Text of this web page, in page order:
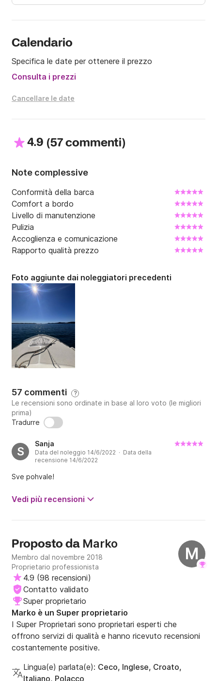
A presto capitano!
Calendario
Specifica le date per ottenere il prezzo
Consulta i prezzi
Cancellare le date
4.9 (57 commenti)
Note complessive
Conformità della barca
Comfort a bordo
Livello di manutenzione
Pulizia
Accoglienza e comunicazione
Rapporto qualità prezzo
Foto aggiunte dai noleggiatori precedenti
57 commenti ?
Le recensioni sono ordinate in base al loro voto (le migliori
prima)
Tradurre
S
Sanja
Data del noleggio 14/6/2022 · Data della
recensione 14/6/2022
Sve pohvale!
Vedi più recensioni
M
Proposto da Marko
Membro dal novembre 2018
Proprietario professionista
4.9 (98 recensioni)
Contatto validato
Super proprietario
Marko è un Super proprietario
I Super Proprietari sono proprietari esperti che
offrono servizi di qualità e hanno ricevuto recensioni
costantemente positive.
Lingua(e) parlata(e): Ceco, Inglese, Croato,
Italiano, Polacco